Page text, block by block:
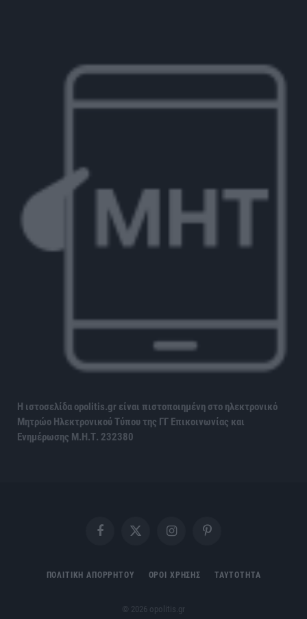
Η ιστοσελίδα opolitis.gr είναι πιστοποιημένη στο ηλεκτρονικό
Μητρώο Ηλεκτρονικού Τύπου της ΓΓ Επικοινωνίας και
Ενημέρωσης Μ.Η.Τ. 232380
FacebookX
InstagramPinterest
ΠΟΛΙΤΙΚΗ ΑΠΟΡΡΗΤΟΥ ΟΡΟΙ ΧΡΗΣΗΣ ΤΑΥΤΟΤΗΤΑ
© 2026 opolitis.gr